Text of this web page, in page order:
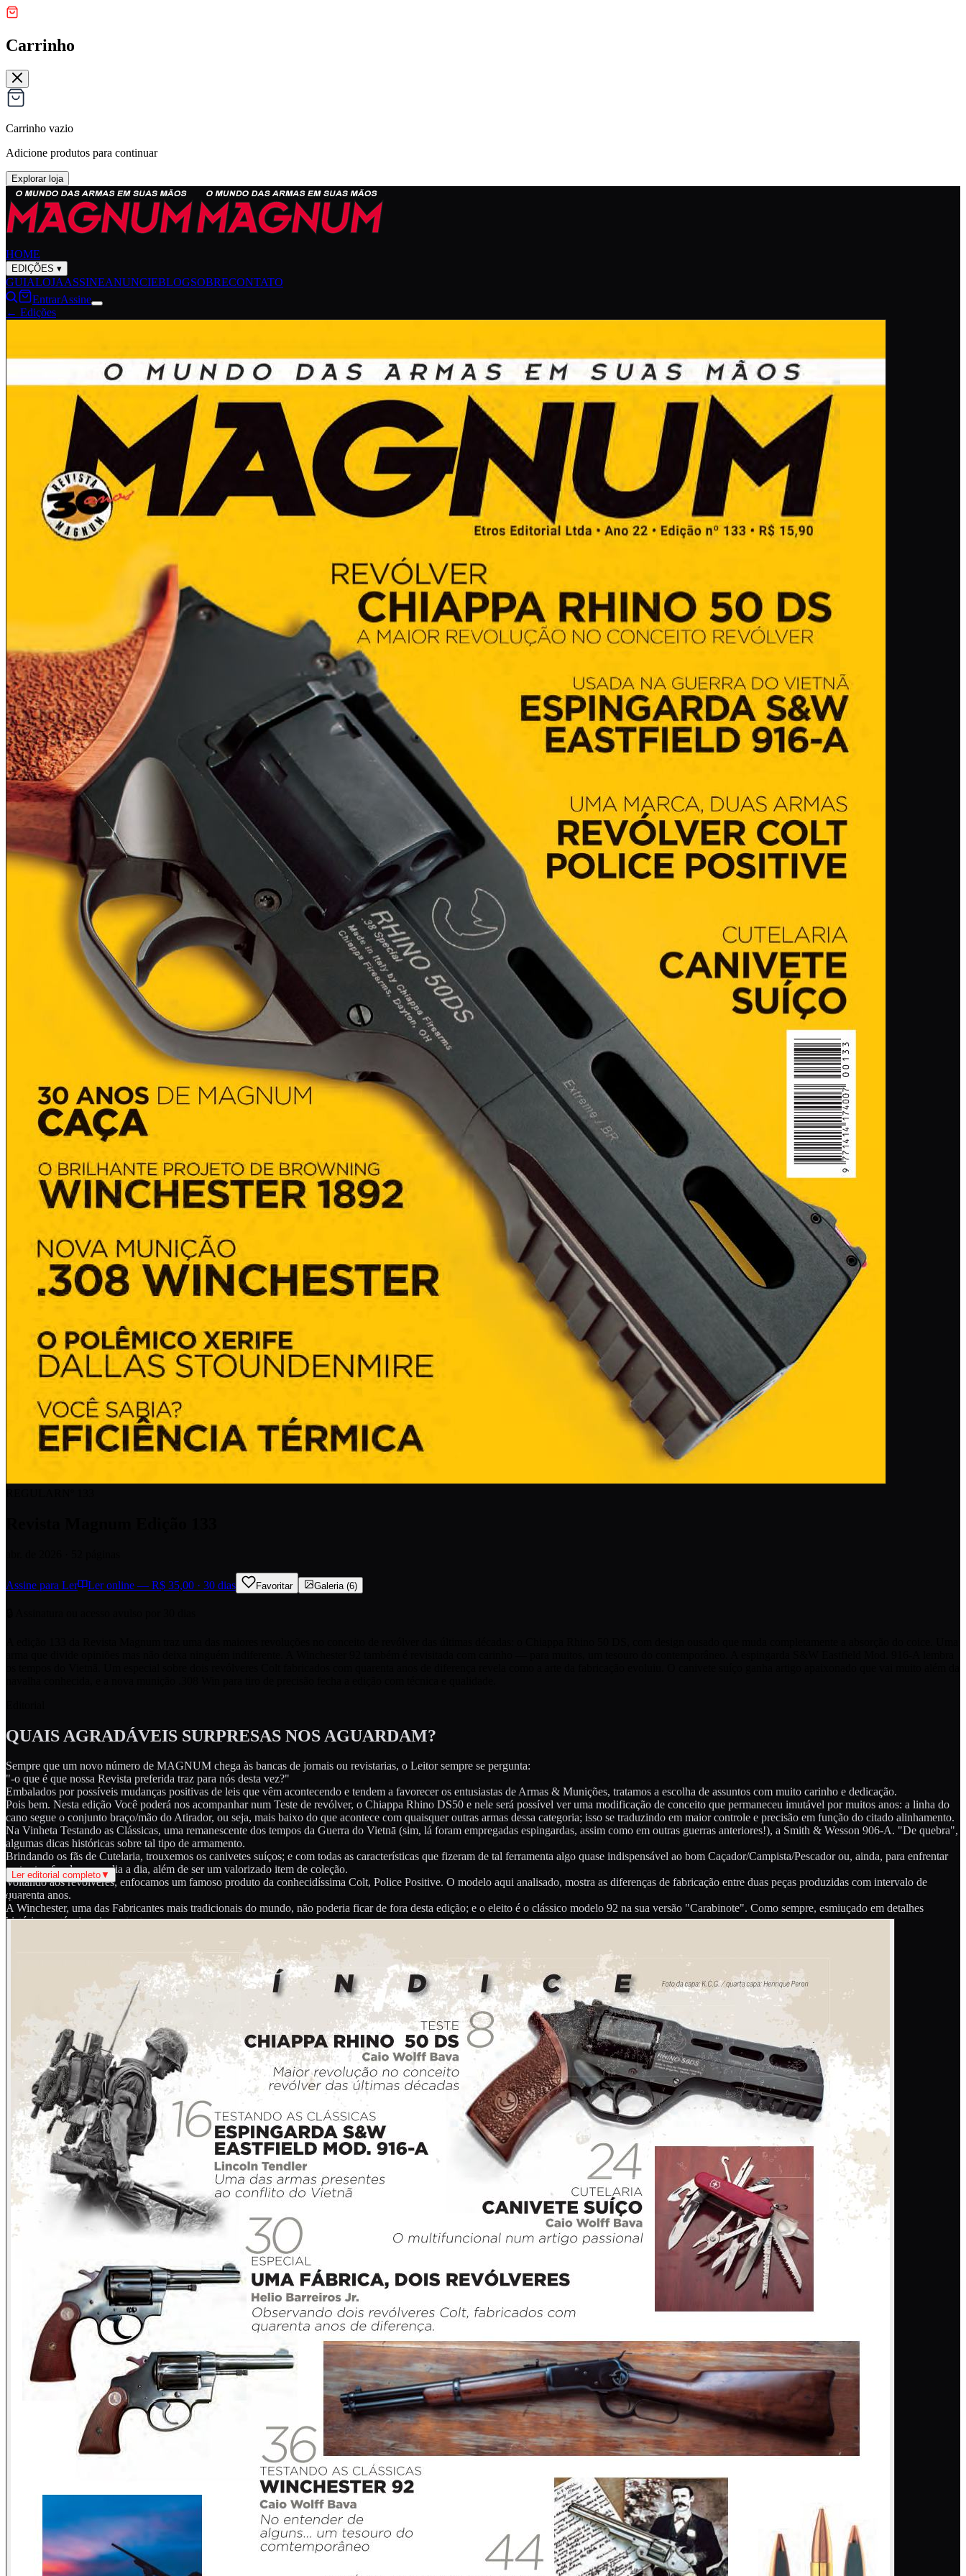
Carrinho
Carrinho vazio
Adicione produtos para continuar
Explorar loja
HOME
EDIÇÕES ▾
GUIALOJAASSINEANUNCIEBLOGSOBRECONTATO
EntrarAssine
← Edições
Assine para Ler Ler online — R$ 35,00 · 30 dias Favoritar Galeria (6)
QUAIS AGRADÁVEIS SURPRESAS NOS AGUARDAM?
Sempre que um novo número de MAGNUM chega às bancas de jornais ou revistarias, o Leitor sempre se pergunta:
"-o que é que nossa Revista preferida traz para nós desta vez?"
Embalados por possíveis mudanças positivas de leis que vêm acontecendo e tendem a favorecer os entusiastas de Armas & Munições, tratamos a escolha de assuntos com muito carinho e dedicação.
Pois bem. Nesta edição Você poderá nos acompanhar num Teste de revólver, o Chiappa Rhino DS50 e nele será possível ver uma modificação de conceito que permaneceu imutável por muitos anos: a linha do
cano segue o conjunto braço/mão do Atirador, ou seja, mais baixo do que acontece com quaisquer outras armas dessa categoria; isso se traduzindo em maior controle e precisão em função do citado alinhamento.
Na Vinheta Testando as Clássicas, uma remanescente dos tempos da Guerra do Vietnā (sim, lá foram empregadas espingardas, assim como em outras guerras anteriores!), a Smith & Wesson 906-A. "De quebra",
algumas dicas históricas sobre tal tipo de armamento.
Brindando os fãs de Cutelaria, trouxemos os canivetes suíços; e com todas as características que fizeram de tal ferramenta algo quase indispensável ao bom Caçador/Campista/Pescador ou, ainda, para enfrentar
certas tarefas de nosso dia a dia, além de ser um valorizado item de coleção.
Voltando aos revólveres, enfocamos um famoso produto da conhecidíssima Colt, Police Positive. O modelo aqui analisado, mostra as diferenças de fabricação entre duas peças produzidas com intervalo de
quarenta anos.
A Winchester, uma das Fabricantes mais tradicionais do mundo, não poderia ficar de fora desta edição; e o eleito é o clássico modelo 92 na sua versão "Carabinote". Como sempre, esmiuçado em detalhes
históricos e técnicos importantes.
A Caça também se faz presente a nossas páginas, dentro da comemoração de 30 anos de MAGNUM, pelas mãos de Alvaro Mouawad - nosso coordenador de caça.
Logicamente não poderíamos nos esquecer da seção História, Personagens e Armas, assunto sempre interessante e nele Você lerá sobre Dallas Stoundenmire o polêmico xerife de El Paso, TX.
Na Vinheta Munições apresentamos uma nova .308 Winchester, mais um cartucho "Match" disponível.
Fechando essa edição, um pouco de Você sabia? Nele será enfocado o assunto Eficiência Térmica e tudo que ela representa em padrões físicos imutáveis.
Desejamos que Você, Leitor, desfrute de uma boa leitura!
Ler editorial completo▼
Índice